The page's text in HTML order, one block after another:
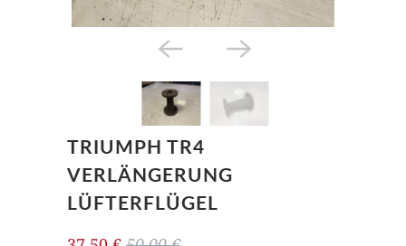
TRIUMPH TR4
VERLÄNGERUNG
LÜFTERFLÜGEL